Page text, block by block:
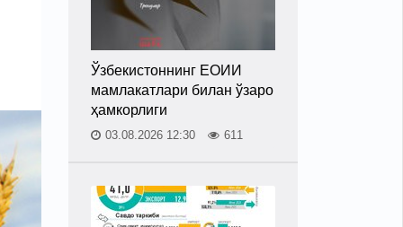
Ўзбекистоннинг ЕОИИ
мамлакатлари билан ўзаро
ҳамкорлиги
03.08.2026 12:30 611